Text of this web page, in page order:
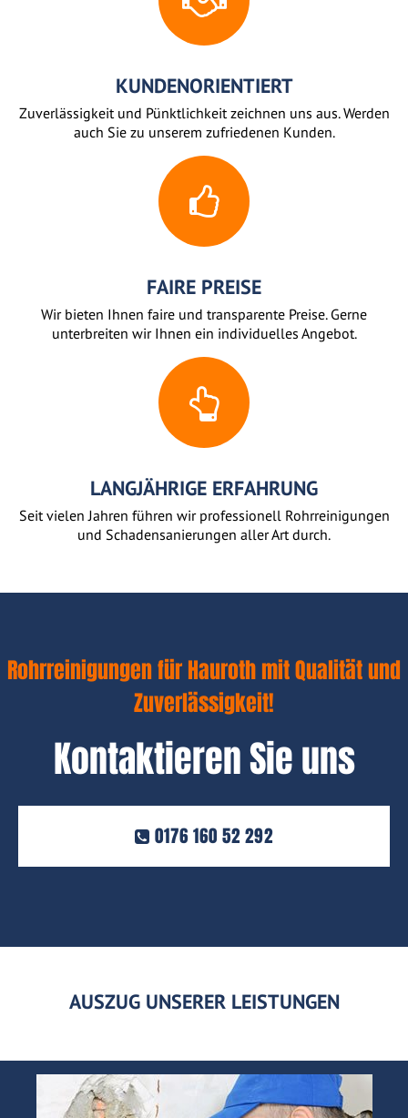
KUNDENORIENTIERT
Zuverlässigkeit und Pünktlichkeit zeichnen uns aus. Werden
auch Sie zu unserem zufriedenen Kunden.
FAIRE PREISE
Wir bieten Ihnen faire und transparente Preise. Gerne
unterbreiten wir Ihnen ein individuelles Angebot.
LANGJÄHRIGE ERFAHRUNG
Seit vielen Jahren führen wir professionell Rohrreinigungen
und Schadensanierungen aller Art durch.
Rohrreinigungen für Hauroth mit Qualität und
Zuverlässigkeit!
Kontaktieren Sie uns
0176 160 52 292
AUSZUG UNSERER LEISTUNGEN